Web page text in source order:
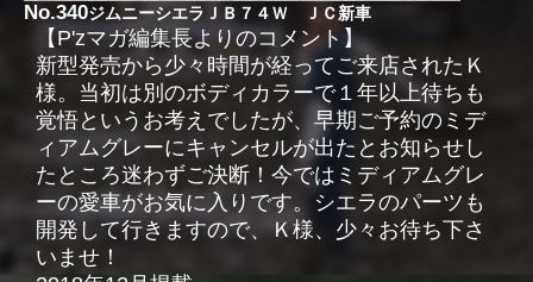
No.340ジムニーシエラＪＢ７４Ｗ ＪＣ新車
【P'zマガ編集長よりのコメント】
新型発売から少々時間が経ってご来店されたＫ
様。当初は別のボディカラーで１年以上待ちも
覚悟というお考えでしたが、早期ご予約のミデ
ィアムグレーにキャンセルが出たとお知らせし
たところ迷わずご決断！今ではミディアムグレ
ーの愛車がお気に入りです。シエラのパーツも
開発して行きますので、Ｋ様、少々お待ち下さ
いませ！